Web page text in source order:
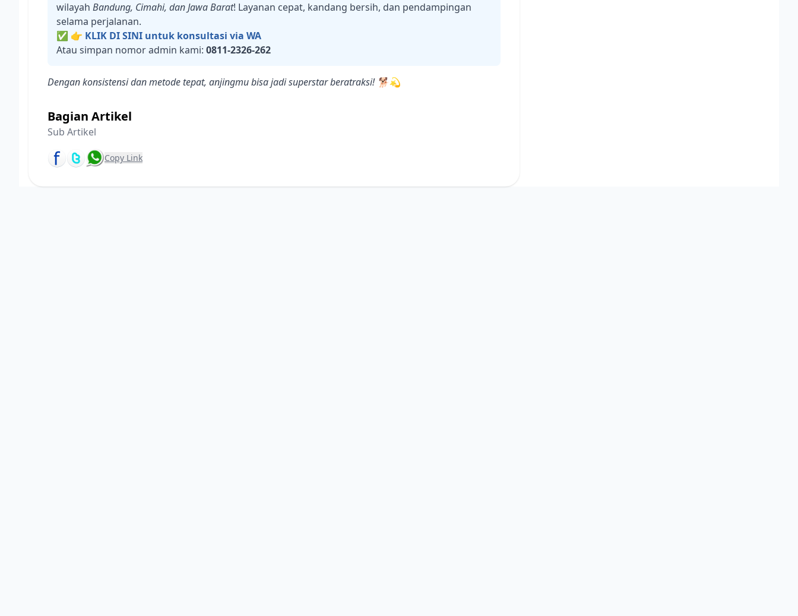
wilayah Bandung, Cimahi, dan Jawa Barat! Layanan cepat, kandang bersih, dan pendampingan
selama perjalanan.
✅ 👉 KLIK DI SINI untuk konsultasi via WA
Atau simpan nomor admin kami: 0811-2326-262
Dengan konsistensi dan metode tepat, anjingmu bisa jadi superstar beratraksi! 🐕💫
Bagian Artikel
Sub Artikel
Copy Link